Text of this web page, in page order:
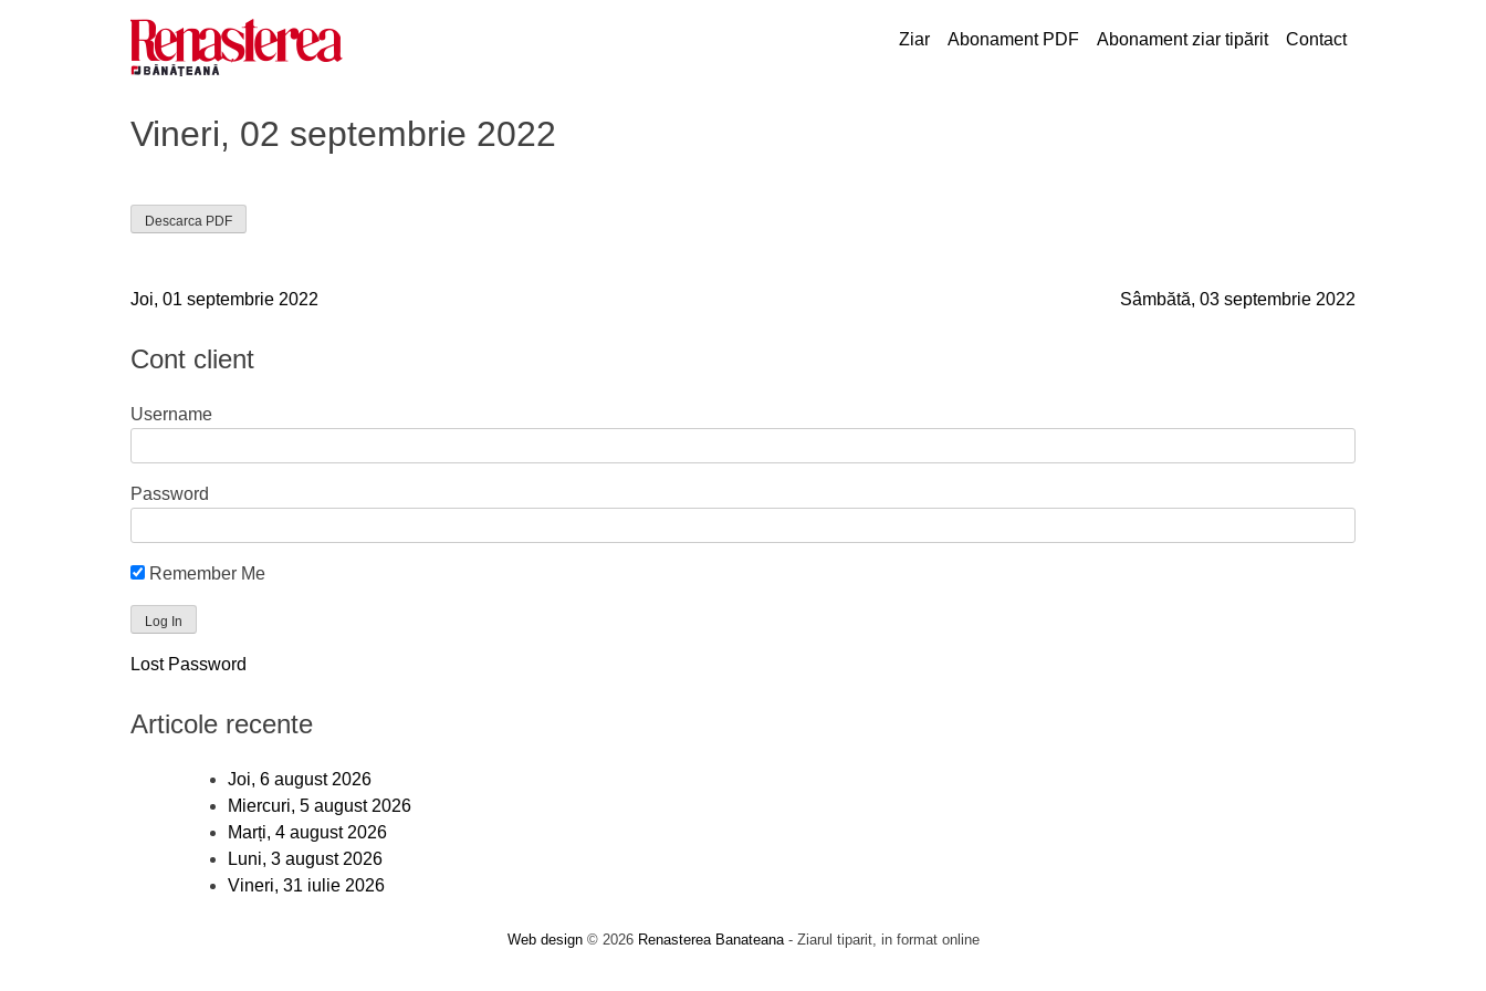
Ziar Abonament PDF Abonament ziar tipărit Contact
Vineri, 02 septembrie 2022
Descarca PDF
Navigare
în
Joi, 01 septembrie 2022 Sâmbătă, 03 septembrie 2022
Cont client
Username
Password
Remember Me
Lost Password
Articole recente
Joi, 6 august 2026
Miercuri, 5 august 2026
Marți, 4 august 2026
Luni, 3 august 2026
Vineri, 31 iulie 2026
Web design© 2026 Renasterea Banateana- Ziarul tiparit, in format online